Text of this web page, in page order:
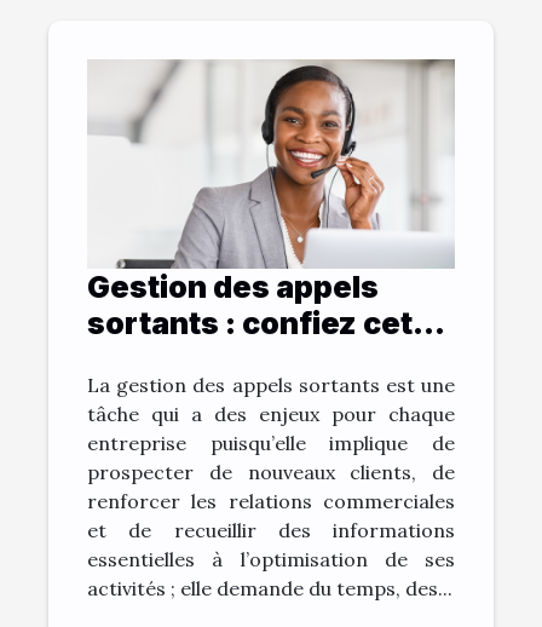
Gestion des appels
sortants : confiez cette
d’appel à Madagascar !
La gestion des appels sortants est une
tâche qui a des enjeux pour chaque
entreprise puisqu’elle implique de
prospecter de nouveaux clients, de
renforcer les relations commerciales
et de recueillir des informations
essentielles à l’optimisation de ses
activités ; elle demande du temps, des...